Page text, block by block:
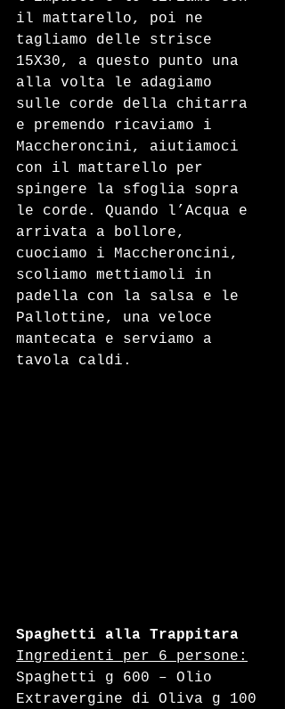
il mattarello, poi ne
tagliamo delle strisce
15X30, a questo punto una
alla volta le adagiamo
sulle corde della chitarra
e premendo ricaviamo i
Maccheroncini, aiutiamoci
con il mattarello per
spingere la sfoglia sopra
le corde. Quando l’Acqua e
arrivata a bollore,
cuociamo i Maccheroncini,
scoliamo mettiamoli in
padella con la salsa e le
Pallottine, una veloce
mantecata e serviamo a
tavola caldi.
Spaghetti alla Trappitara
Ingredienti per 6 persone:
Spaghetti g 600 – Olio
Extravergine di Oliva g 100